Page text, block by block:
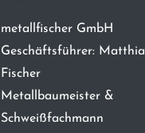
metallfischer GmbH
Geschäftsführer:
Fischer
Metallbaumeister &
Schweißfachmann